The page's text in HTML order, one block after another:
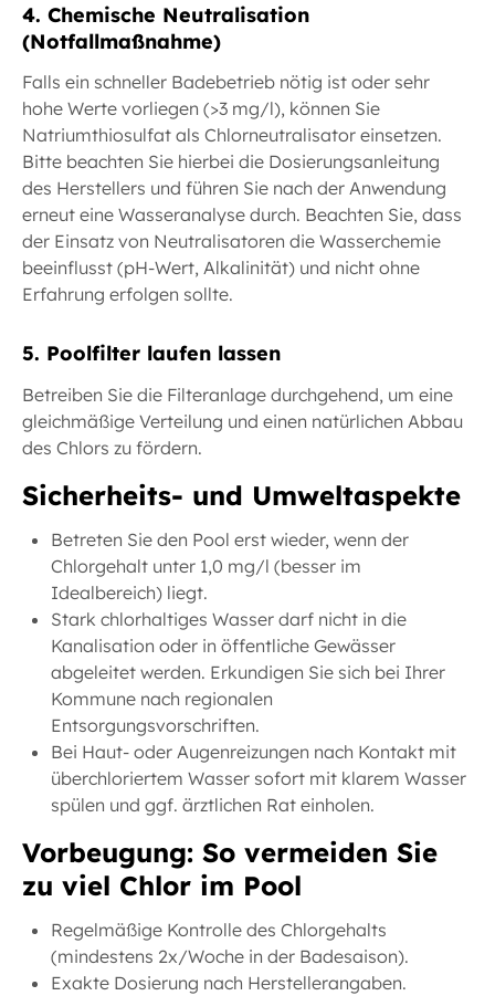
4. Chemische Neutralisation
(Notfallmaßnahme)
Falls ein schneller Badebetrieb nötig ist oder sehr
hohe Werte vorliegen (>3 mg/l), können Sie
Natriumthiosulfat als Chlorneutralisator einsetzen.
Bitte beachten Sie hierbei die Dosierungsanleitung
des Herstellers und führen Sie nach der Anwendung
erneut eine Wasseranalyse durch. Beachten Sie, dass
der Einsatz von Neutralisatoren die Wasserchemie
beeinflusst (pH-Wert, Alkalinität) und nicht ohne
Erfahrung erfolgen sollte.
5. Poolfilter laufen lassen
Betreiben Sie die Filteranlage durchgehend, um eine
gleichmäßige Verteilung und einen natürlichen Abbau
des Chlors zu fördern.
Sicherheits- und Umweltaspekte
Betreten Sie den Pool erst wieder, wenn der
Chlorgehalt unter 1,0 mg/l (besser im
Idealbereich) liegt.
Stark chlorhaltiges Wasser darf nicht in die
Kanalisation oder in öffentliche Gewässer
abgeleitet werden. Erkundigen Sie sich bei Ihrer
Kommune nach regionalen
Entsorgungsvorschriften.
Bei Haut- oder Augenreizungen nach Kontakt mit
überchloriertem Wasser sofort mit klarem Wasser
spülen und ggf. ärztlichen Rat einholen.
Vorbeugung: So vermeiden Sie
zu viel Chlor im Pool
Regelmäßige Kontrolle des Chlorgehalts
(mindestens 2x/Woche in der Badesaison).
Exakte Dosierung nach Herstellerangaben.